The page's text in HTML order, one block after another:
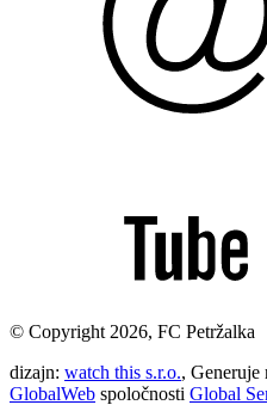
© Copyright 2026, FC Petržalka
dizajn: watch this s.r.o., Generuje
GlobalWeb spoločnosti Global